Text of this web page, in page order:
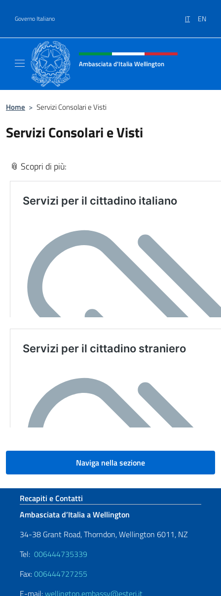
Governo Italiano IT EN
Intestazione sito, social e menù
Ambasciata d'Italia Wellington
Home > Servizi Consolari e Visti
Servizi Consolari e Visti
📎 Scopri di più:
Naviga nella sezione
Sezione footer
Recapiti e Contatti
Ambasciata d’Italia a Wellington
34-38 Grant Road, Thorndon, Wellington 6011, NZ
Tel: 006444735339
Fax:006444727255
E-mail:wellington.embassy@esteri.it